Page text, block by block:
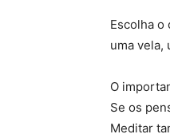
Escolha o
uma vela,
O
Se os
Meditar